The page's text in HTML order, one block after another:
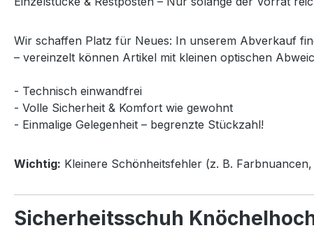
Wir schaffen Platz für Neues: In unserem Abverkauf
– vereinzelt können Artikel mit kleinen optischen
- Technisch einwandfrei
- Volle Sicherheit & Komfort wie gewohnt
- Einmalige Gelegenheit – begrenzte Stückzahl!
Wichtig: Kleinere Schönheitsfehler (z. B.
Sicherheitsschuh